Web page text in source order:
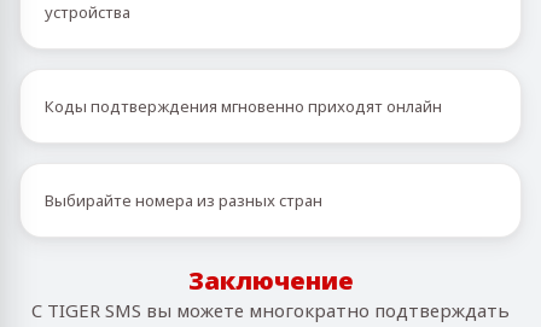
устройства
Коды подтверждения мгновенно приходят онлайн
Выбирайте номера из разных стран
Заключение
С TIGER SMS вы можете многократно подтверждать